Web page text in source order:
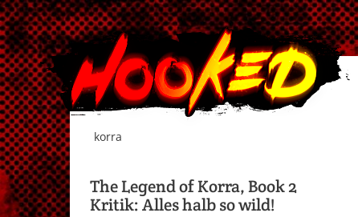
korra
The Legend of Korra, Book 2
Kritik: Alles halb so wild!